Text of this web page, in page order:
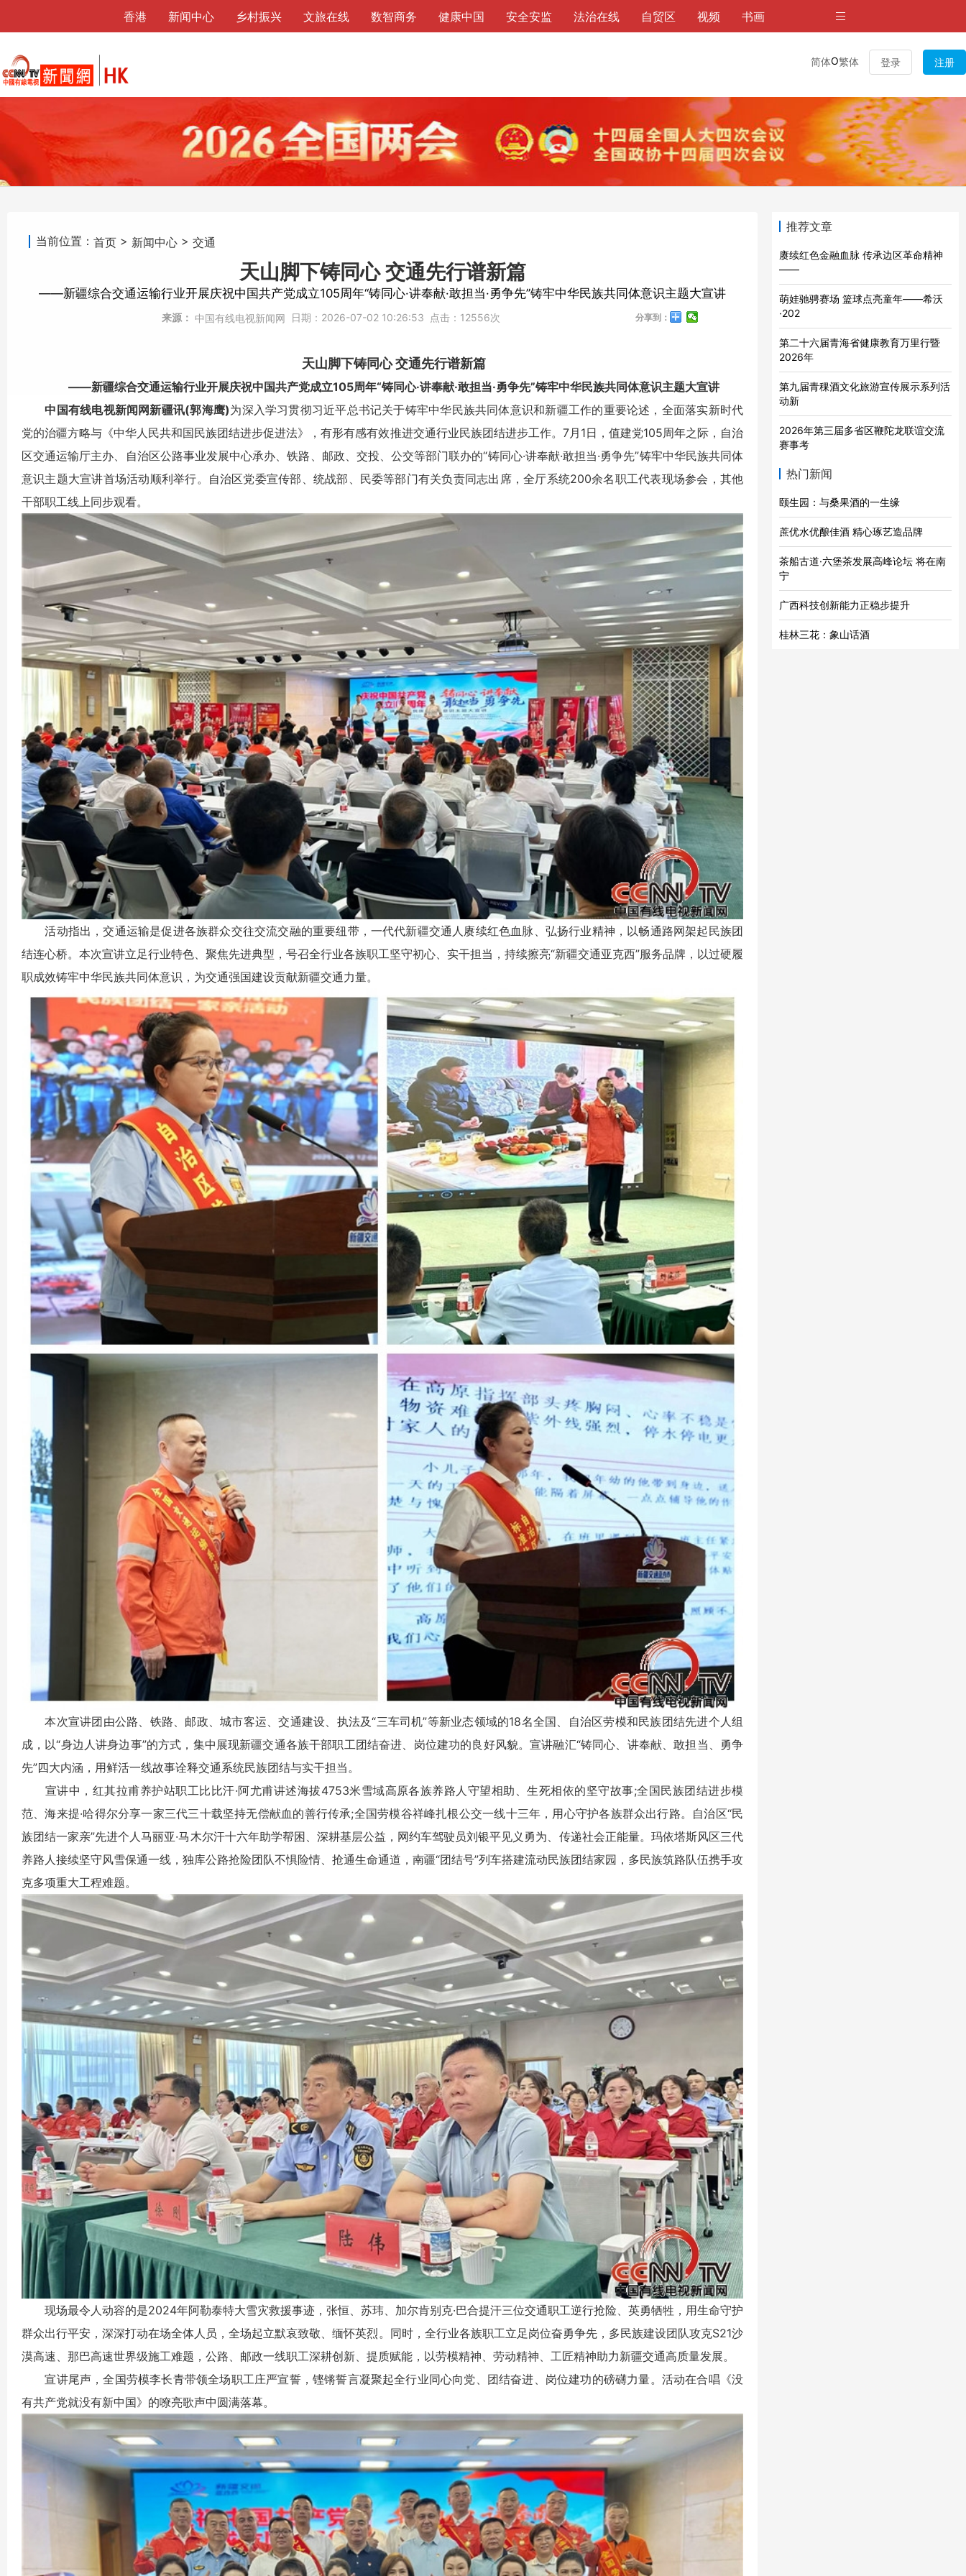
香港 新闻中心 乡村振兴 文旅在线 数智商务 健康中国 安全安监 法治在线 自贸区 视频 书画
简体O繁体 登录 注册
推荐文章
赓续红色金融血脉 传承边区革命精神
——
萌娃驰骋赛场 篮球点亮童年——希沃
·202
第二十六届青海省健康教育万里行暨
2026年
第九届青稞酒文化旅游宣传展示系列活
动新
2026年第三届多省区鞭陀龙联谊交流
赛事考
热门新闻
颐生园：与桑果酒的一生缘
蔗优水优酿佳酒 精心琢艺造品牌
茶船古道·六堡茶发展高峰论坛 将在南
宁
广西科技创新能力正稳步提升
桂林三花：象山话酒
当前位置： 首页 > 新闻中心 > 交通
天山脚下铸同心 交通先行谱新篇
——新疆综合交通运输行业开展庆祝中国共产党成立105周年“铸同心·讲奉献·敢担当·勇争先”铸牢中华民族共同体意识主题大宣讲
来源： 中国有线电视新闻网 日期： 2026-07-02 10:26:53 点击： 12556次 分享到：
天山脚下铸同心 交通先行谱新篇
——新疆综合交通运输行业开展庆祝中国共产党成立105周年“铸同心·讲奉献·敢担当·勇争先”铸牢中华民族共同体意识主题大宣讲
中国有线电视新闻网新疆讯(郭海鹰)为深入学习贯彻习近平总书记关于铸牢中华民族共同体意识和新疆工作的重要论述，全面落实新时代
党的治疆方略与《中华人民共和国民族团结进步促进法》，有形有感有效推进交通行业民族团结进步工作。7月1日，值建党105周年之际，自治
区交通运输厅主办、自治区公路事业发展中心承办、铁路、邮政、交投、公交等部门联办的“铸同心·讲奉献·敢担当·勇争先”铸牢中华民族共同体
意识主题大宣讲首场活动顺利举行。自治区党委宣传部、统战部、民委等部门有关负责同志出席，全厅系统200余名职工代表现场参会，其他
干部职工线上同步观看。
活动指出，交通运输是促进各族群众交往交流交融的重要纽带，一代代新疆交通人赓续红色血脉、弘扬行业精神，以畅通路网架起民族团
结连心桥。本次宣讲立足行业特色、聚焦先进典型，号召全行业各族职工坚守初心、实干担当，持续擦亮“新疆交通亚克西”服务品牌，以过硬履
职成效铸牢中华民族共同体意识，为交通强国建设贡献新疆交通力量。
本次宣讲团由公路、铁路、邮政、城市客运、交通建设、执法及“三车司机”等新业态领域的18名全国、自治区劳模和民族团结先进个人组
成，以“身边人讲身边事”的方式，集中展现新疆交通各族干部职工团结奋进、岗位建功的良好风貌。宣讲融汇“铸同心、讲奉献、敢担当、勇争
先”四大内涵，用鲜活一线故事诠释交通系统民族团结与实干担当。
宣讲中，红其拉甫养护站职工比比汗·阿尤甫讲述海拔4753米雪域高原各族养路人守望相助、生死相依的坚守故事;全国民族团结进步模
范、海来提·哈得尔分享一家三代三十载坚持无偿献血的善行传承;全国劳模谷祥峰扎根公交一线十三年，用心守护各族群众出行路。自治区“民
族团结一家亲”先进个人马丽亚·马木尔汗十六年助学帮困、深耕基层公益，网约车驾驶员刘银平见义勇为、传递社会正能量。玛依塔斯风区三代
养路人接续坚守风雪保通一线，独库公路抢险团队不惧险情、抢通生命通道，南疆“团结号”列车搭建流动民族团结家园，多民族筑路队伍携手攻
克多项重大工程难题。
现场最令人动容的是2024年阿勒泰特大雪灾救援事迹，张恒、苏玮、加尔肯别克·巴合提汗三位交通职工逆行抢险、英勇牺牲，用生命守护
群众出行平安，深深打动在场全体人员，全场起立默哀致敬、缅怀英烈。同时，全行业各族职工立足岗位奋勇争先，多民族建设团队攻克S21沙
漠高速、那巴高速世界级施工难题，公路、邮政一线职工深耕创新、提质赋能，以劳模精神、劳动精神、工匠精神助力新疆交通高质量发展。
宣讲尾声，全国劳模李长青带领全场职工庄严宣誓，铿锵誓言凝聚起全行业同心向党、团结奋进、岗位建功的磅礴力量。活动在合唱《没
有共产党就没有新中国》的嘹亮歌声中圆满落幕。